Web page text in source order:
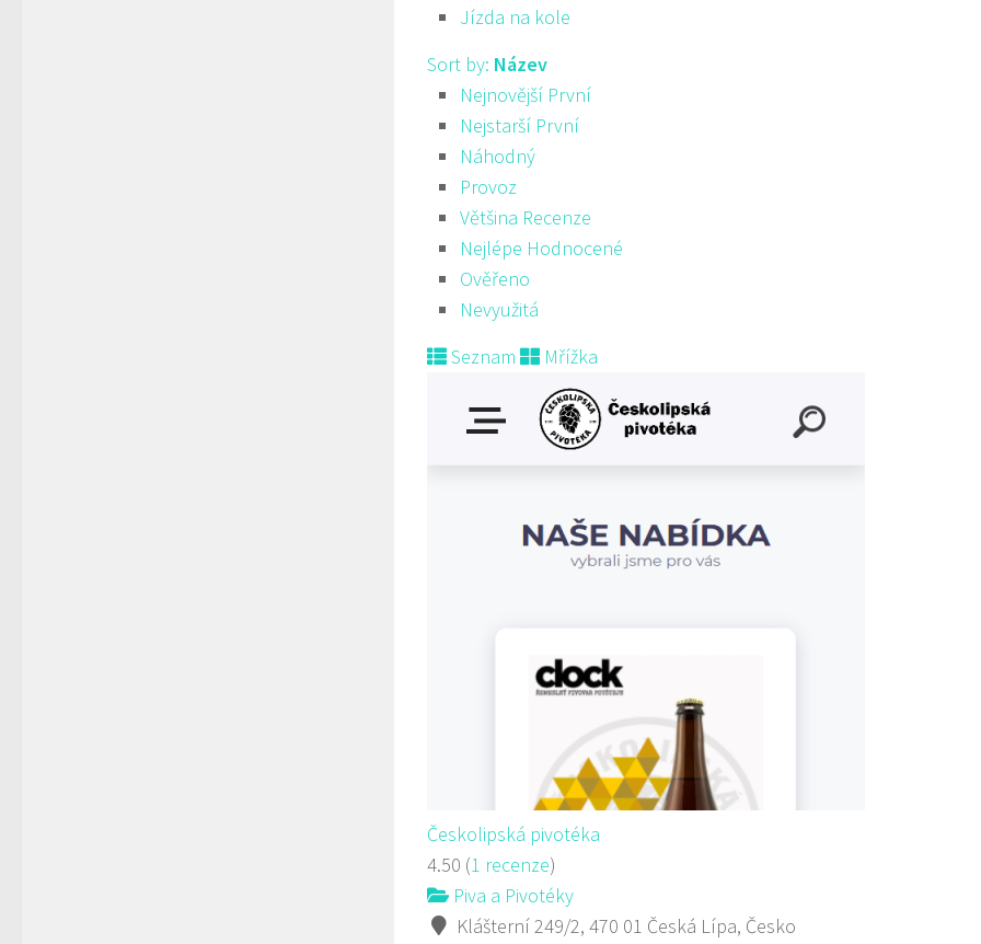
Jízda na kole
Sort by: Název
Nejnovější První
Nejstarší První
Náhodný
Provoz
Většina Recenze
Nejlépe Hodnocené
Ověřeno
Nevyužitá
Seznam
Mřížka
Českolipská pivotéka
4.50 (1 recenze)
Piva a Pivotéky
Klášterní 249/2, 470 01 Česká Lípa, Česko